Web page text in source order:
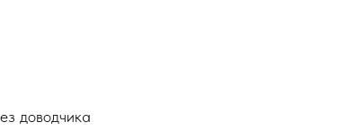
доводчика